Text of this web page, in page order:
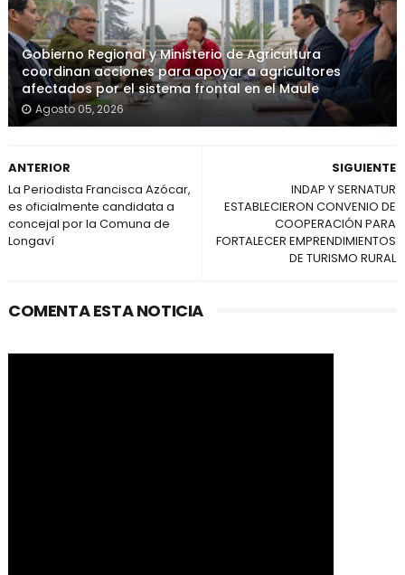
Gobierno Regional y Ministerio de Agricultura
coordinan acciones para apoyar a agricultores
afectados por el sistema frontal en el Maule
Agosto 05, 2026
SIGUIENTE
INDAP Y SERNATUR
ESTABLECIERON CONVENIO DE
COOPERACIÓN PARA
FORTALECER EMPRENDIMIENTOS
DE TURISMO RURAL
ANTERIOR
La Periodista Francisca Azócar,
es oficialmente candidata a
concejal por la Comuna de
Longaví
COMENTA ESTA NOTICIA